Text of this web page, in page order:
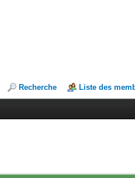
Recherche Liste des